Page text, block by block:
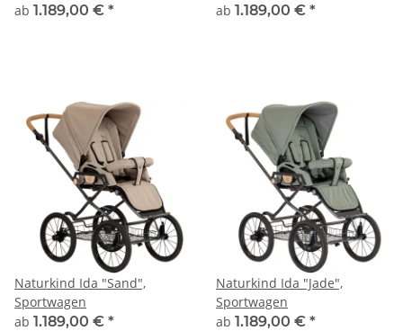
ab 1.189,00 € *
ab 1.189,00 € *
Naturkind Ida "Sand",
Sportwagen
ab 1.189,00 € *
Naturkind Ida "Jade",
Sportwagen
ab 1.189,00 € *